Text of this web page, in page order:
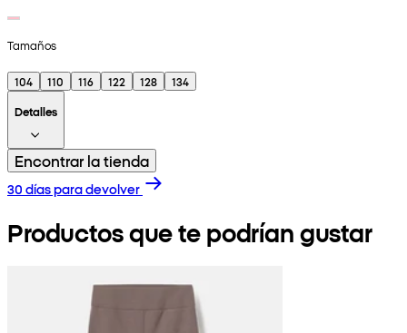
Tamaños
104 110 116 122 128
134
Detalles
Encontrar la tienda
30 días para devolver
Productos que te podrían gustar